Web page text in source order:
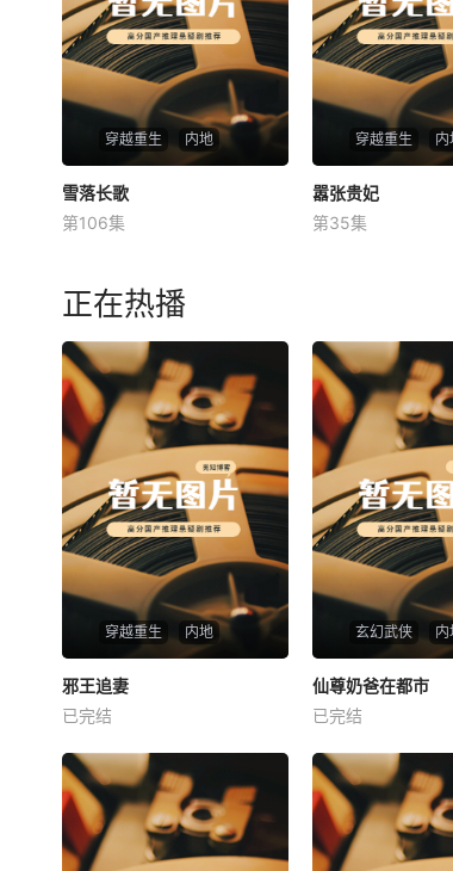
穿越重生 内地
雪落长歌
未知
雪落长歌
第106集
穿越重生 内
嚣张贵妃
未知
嚣张贵妃
第35集
正在热播
穿越重生 内地
邪王追妻
未知
邪王追妻
已完结
玄幻武侠 内
仙尊奶爸在都市
未知
仙尊奶爸在都市
已完结